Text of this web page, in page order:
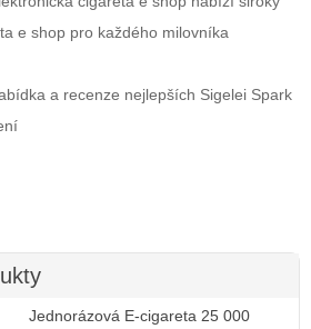
e shop pro každého milovníka
a recenze nejlepších Sigelei Spark
Jednorázová E-cigareta 25 000